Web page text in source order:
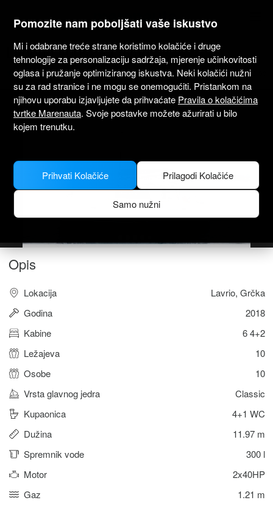
marenauta
Lagoon 400s2 - Lavrio
4.8(2) Samo bez skipera Profesionalno Lavrion luka Verificirani brod
Opis
Lokacija
Lavrio, Grčka
Godina
2018
Kabine
6 4+2
Ležajeva
10
Osobe
10
Vrsta glavnog jedra
Classic
Kupaonica
4+1 WC
Dužina
11.97 m
Spremnik vode
300 l
Motor
2x40HP
Gaz
1.21 m
Pomozite nam poboljšati vaše iskustvo
Mi i odabrane treće strane koristimo kolačiće i druge
tehnologije za personalizaciju sadržaja, mjerenje učinkovitosti
oglasa i pružanje optimiziranog iskustva. Neki kolačići nužni
su za rad stranice i ne mogu se onemogućiti. Pristankom na
njihovu uporabu izjavljujete da prihvaćate Pravila o kolačićima
tvrtke Marenauta. Svoje postavke možete ažurirati u bilo
kojem trenutku.
Prilagodi Kolačiće
Samo nužni
Prihvati Kolačiće